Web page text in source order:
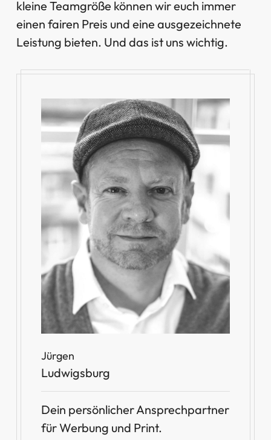
kleine Teamgröße können wir euch immer
einen fairen Preis und eine ausgezeichnete
Leistung bieten. Und das ist uns wichtig.
Jürgen
Ludwigsburg
Dein persönlicher Ansprechpartner
für Werbung und Print.